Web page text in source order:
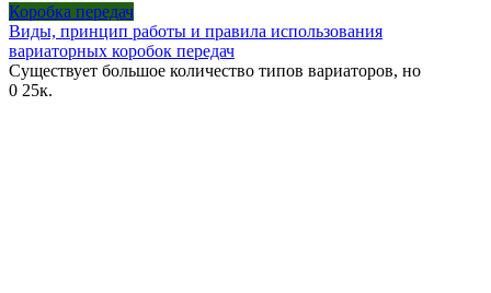
Коробка передач
Виды, принцип работы и правила использования
вариаторных коробок передач
Существует большое количество типов вариаторов, но
0 25к.